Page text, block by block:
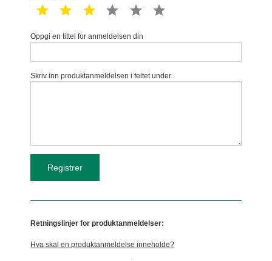
1 star 2 star 3 star 4 star 5 star
Oppgi en tittel for anmeldelsen din
Skriv inn produktanmeldelsen i feltet under
Retningslinjer for produktanmeldelser:
Hva skal en produktanmeldelse inneholde?